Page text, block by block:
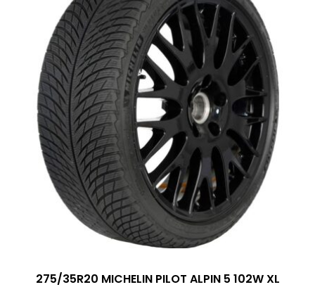
275/35R20 MICHELIN PILOT ALPIN 5 102W XL